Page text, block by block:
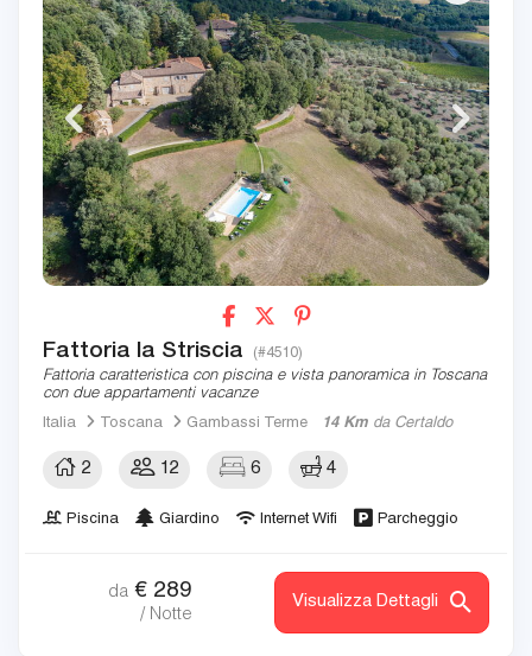
Fattoria la Striscia (#4510)
Fattoria caratteristica con piscina e vista panoramica in Toscana
con due appartamenti vacanze
Italia
Toscana Gambassi Terme 14 Km da Certaldo
2 12 6 4
Piscina Giardino Internet Wifi Parcheggio
da € 289
/ Notte
Visualizza Dettagli